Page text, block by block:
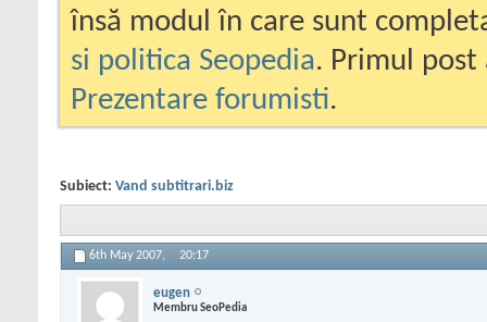
însă modul în care sunt
si politica Seopedia. Primul
Prezentare forumisti.
Subiect: Vand subtitrari.biz
6th May 2007, 20:17
eugen
Membru SeoPedia